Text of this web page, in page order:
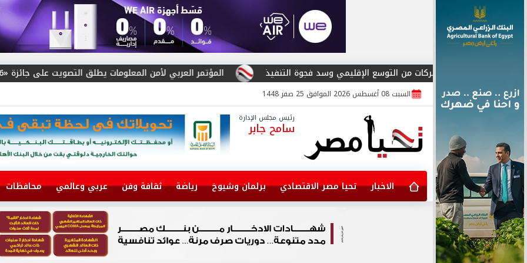
المؤتمر العربي لأمن المعلومات يطلق التصويت على جائزة «Arab Cybersecurity Social Media Influencer Award 2026» الشركات من التوسع الإقليمي وسد فجوة التنفيذ
السبت 08 أغسطس 2026 الموافق 25 صفر 1448
رئيس مجلس الإدارة
سامح جابر
الاخبار تحيا مصر الاقتصادي برلمان وشيوخ رياضة ثقافة وفن عربي وعالمي محافظات